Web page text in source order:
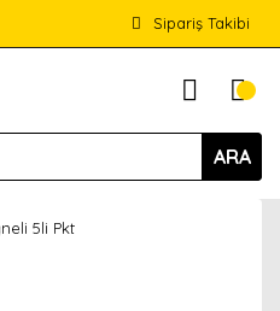
Sipariş Takibi
ARA